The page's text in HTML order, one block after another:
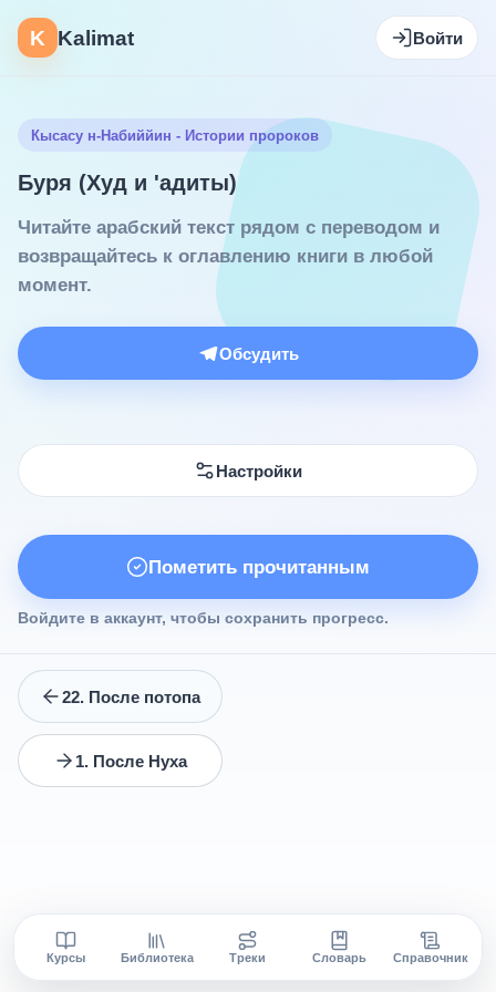
K Kalimat
Курсы Библиотека Треки Словарь Справочник
Войти
Кысасу н-Набиййин - Истории пророков
Буря (Худ и 'адиты)
Читайте арабский текст рядом с переводом и
возвращайтесь к оглавлению книги в любой
момент.
Обсудить
Настройки
Пометить прочитанным
Войдите в аккаунт, чтобы сохранить прогресс.
22. После потопа
1. После Нуха